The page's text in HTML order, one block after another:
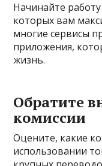
Начинайте
которых вам
многие сервисы
приложения,
жизнь.
Обратите
комиссии
Оцените, какие
использовании